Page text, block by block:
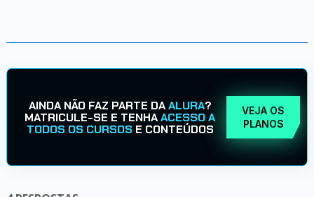
AINDA NÃO FAZ PARTE DAALURA?
MATRICULE-SE E TENHAACESSO A
TODOS OS CURSOS E CONTEÚDOS
VEJA OS
PLANOS